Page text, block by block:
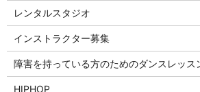
レンタルスタジオ
インストラクター募集
障害を持っている方のためのダンスレッス
HIPHOP